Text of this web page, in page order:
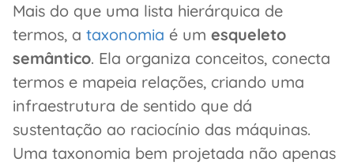
Mais do que uma lista hierárquica de
termos, a taxonomia é um esqueleto
semântico. Ela organiza conceitos, conecta
termos e mapeia relações, criando uma
infraestrutura de sentido que dá
sustentação ao raciocínio das máquinas.
Uma taxonomia bem projetada não apenas